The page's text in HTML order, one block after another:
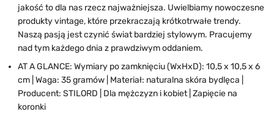
jakość to dla nas rzecz najważniejsza. Uwielbiamy nowoczesne
produkty vintage, które przekraczają krótkotrwałe trendy.
Naszą pasją jest czynić świat bardziej stylowym. Pracujemy
nad tym każdego dnia z prawdziwym oddaniem.
AT A GLANCE: Wymiary po zamknięciu (WxHxD): 10,5 x 10,5 x 6
cm | Waga: 35 gramów | Materiał: naturalna skóra bydlęca |
Producent: STILORD | Dla mężczyzn i kobiet | Zapięcie na
koronki